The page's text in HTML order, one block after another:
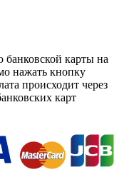
карты на
нажать кнопку
происходит через
карт